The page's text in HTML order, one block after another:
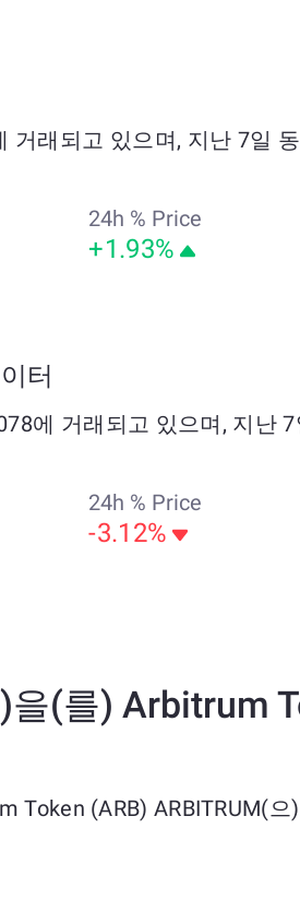
거래되고 있으며, 지난 7일
24h % Price
+1.93%
터
에 거래되고 있으며, 지난
24h % Price
-3.12%
을(를) Arbitrum
Token (ARB) ARBITRUM(